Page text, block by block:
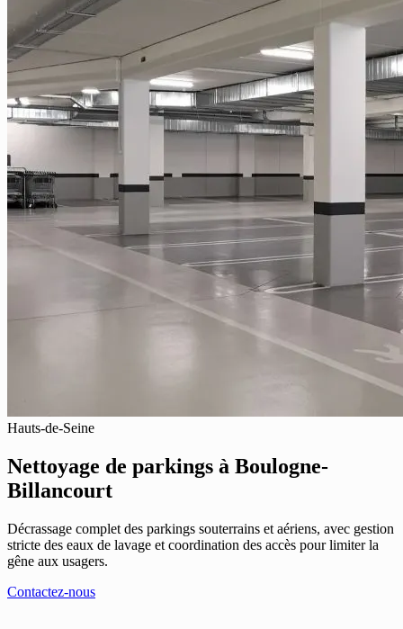
Hauts-de-Seine
Nettoyage de parkings à Boulogne-
Billancourt
Décrassage complet des parkings souterrains et aériens, avec gestion
stricte des eaux de lavage et coordination des accès pour limiter la
gêne aux usagers.
Contactez-nous